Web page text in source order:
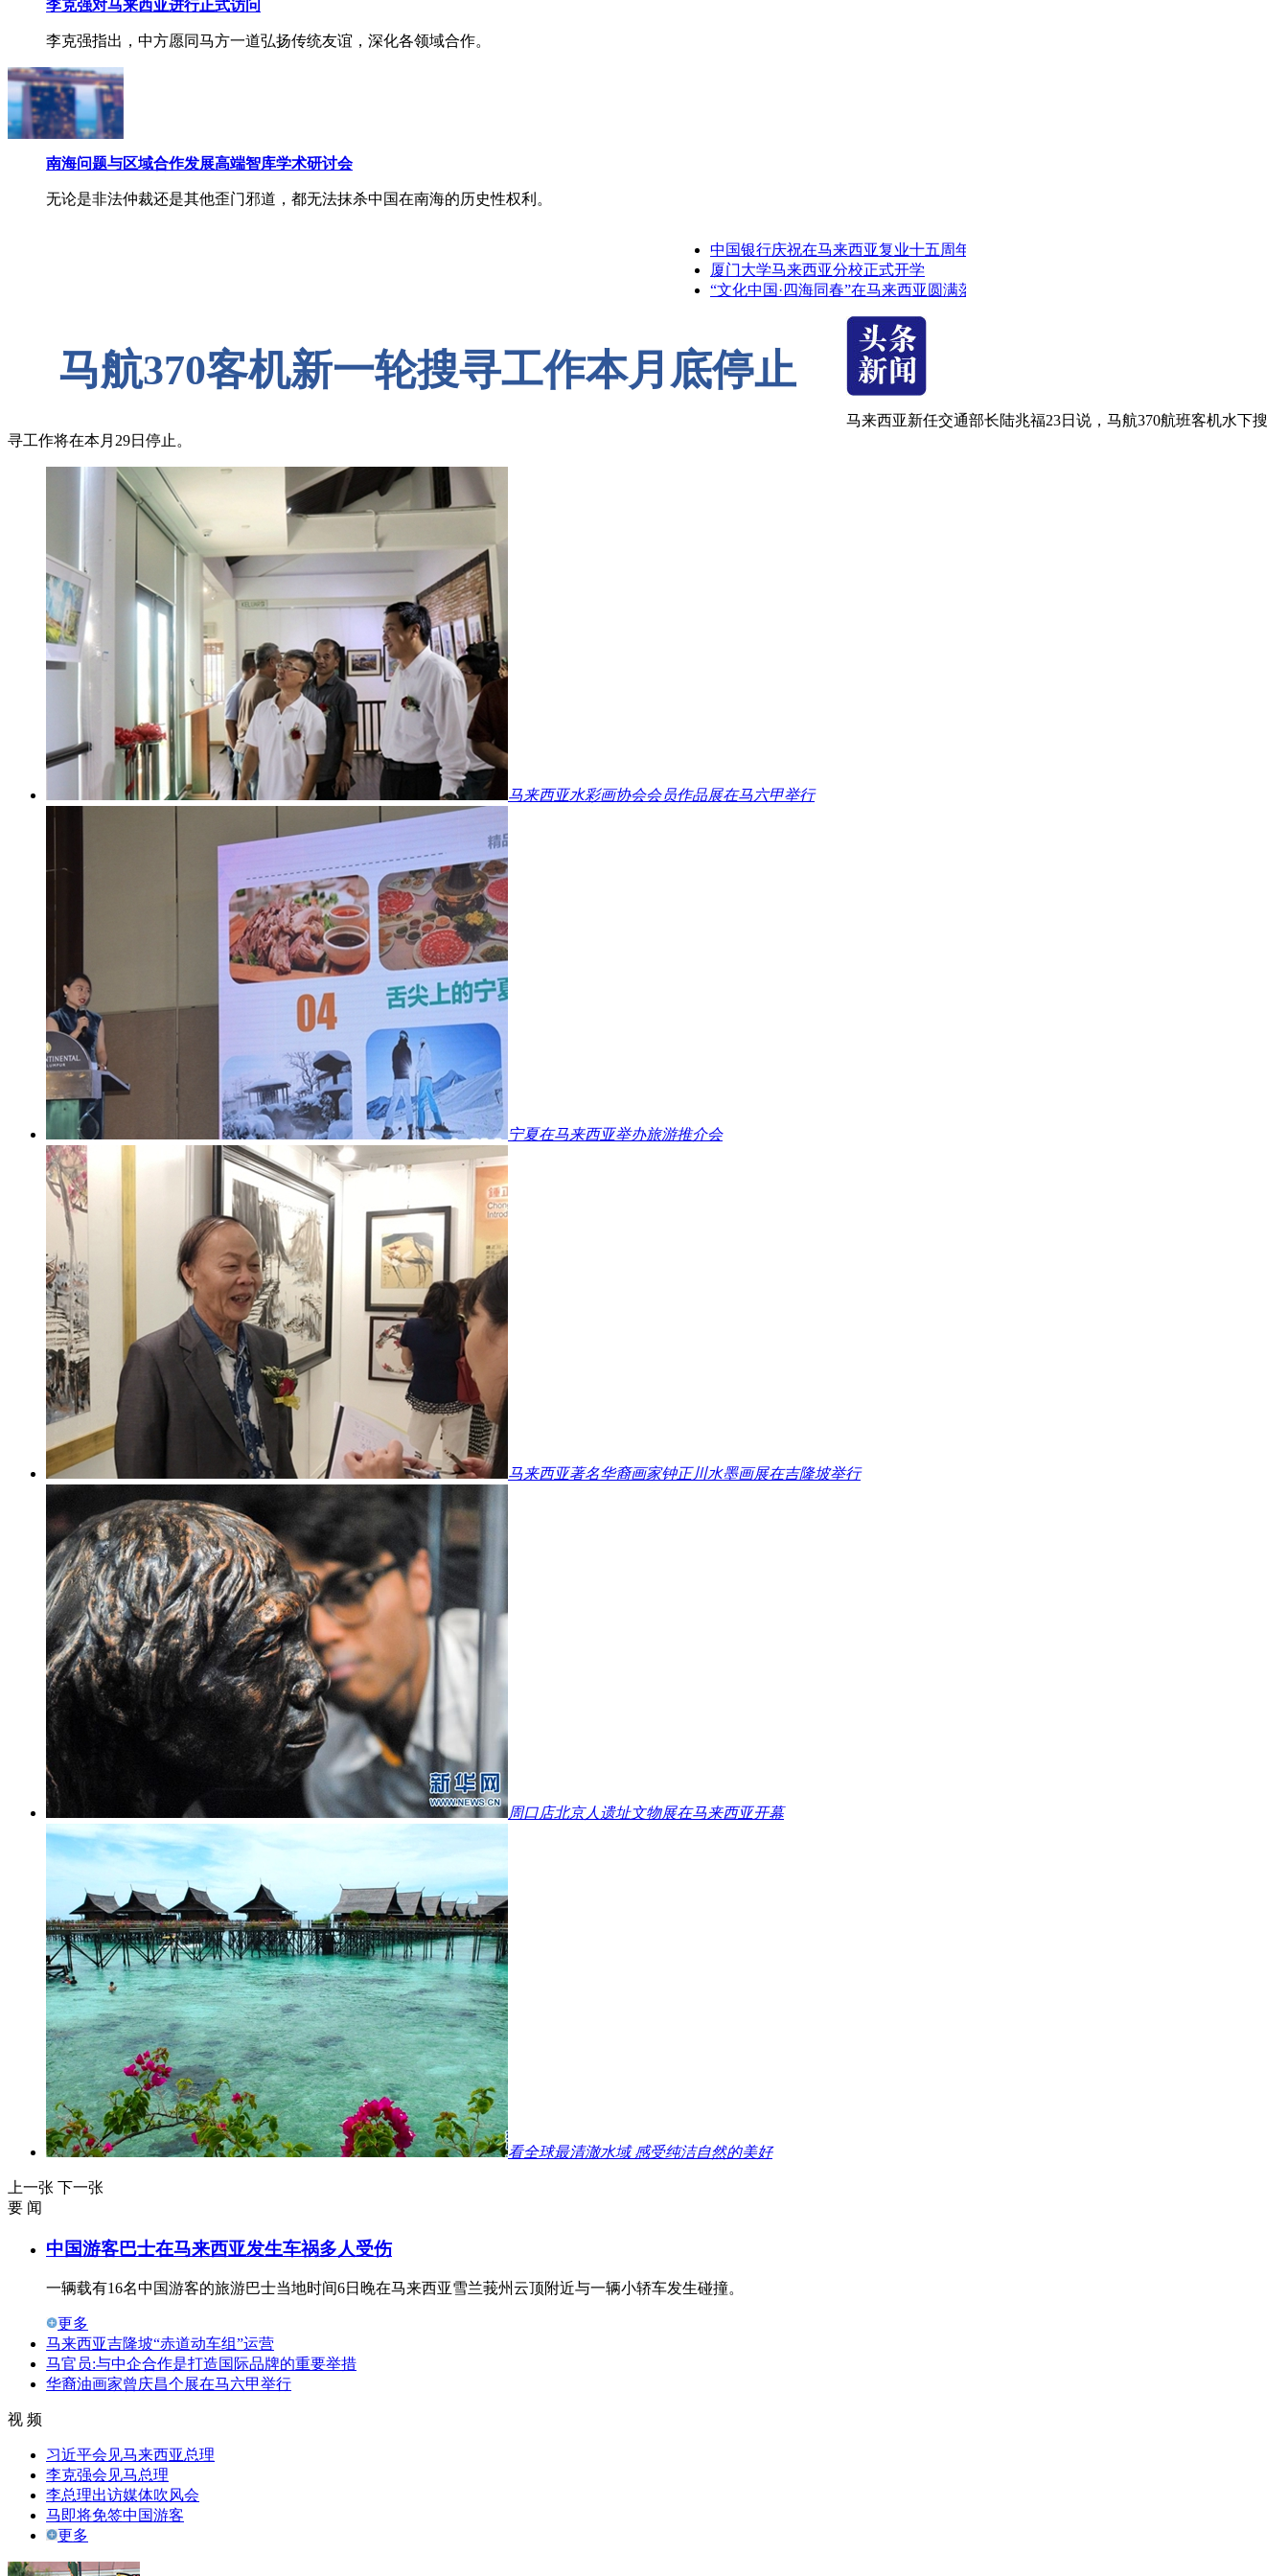
李克强对马来西亚进行正式访问
李克强指出，中方愿同马方一道弘扬传统友谊，深化各领域合作。
南海问题与区域合作发展高端智库学术研讨会
无论是非法仲裁还是其他歪门邪道，都无法抹杀中国在南海的历史性权利。
中国银行庆祝在马来西亚复业十五周年
厦门大学马来西亚分校正式开学
“文化中国·四海同春”在马来西亚圆满落幕
马航370客机新一轮搜寻工作本月底停止
马来西亚新任交通部长陆兆福23日说，马航370航班客机水下搜
寻工作将在本月29日停止。
马来西亚水彩画协会会员作品展在马六甲举行
宁夏在马来西亚举办旅游推介会
马来西亚著名华裔画家钟正川水墨画展在吉隆坡举行
周口店北京人遗址文物展在马来西亚开幕
看全球最清澈水域 感受纯洁自然的美好
上一张 下一张
要 闻
中国游客巴士在马来西亚发生车祸多人受伤
一辆载有16名中国游客的旅游巴士当地时间6日晚在马来西亚雪兰莪州云顶附近与一辆小轿车发生碰撞。
更多
马来西亚吉隆坡“赤道动车组”运营
马官员:与中企合作是打造国际品牌的重要举措
华裔油画家曾庆昌个展在马六甲举行
视 频
习近平会见马来西亚总理
李克强会见马总理
李总理出访媒体吹风会
马即将免签中国游客
更多